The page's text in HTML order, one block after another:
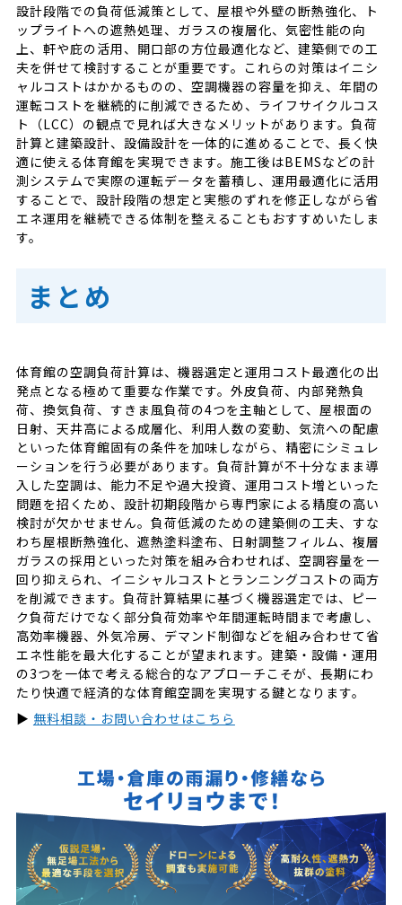
設計段階での負荷低減策として、屋根や外壁の断熱強化、ト
ップライトへの遮熱処理、ガラスの複層化、気密性能の向
上、軒や庇の活用、開口部の方位最適化など、建築側での工
夫を併せて検討することが重要です。これらの対策はイニシ
ャルコストはかかるものの、空調機器の容量を抑え、年間の
運転コストを継続的に削減できるため、ライフサイクルコス
ト（LCC）の観点で見れば大きなメリットがあります。負荷
計算と建築設計、設備設計を一体的に進めることで、長く快
適に使える体育館を実現できます。施工後はBEMSなどの計
測システムで実際の運転データを蓄積し、運用最適化に活用
することで、設計段階の想定と実態のずれを修正しながら省
エネ運用を継続できる体制を整えることもおすすめいたしま
す。
まとめ
体育館の空調負荷計算は、機器選定と運用コスト最適化の出
発点となる極めて重要な作業です。外皮負荷、内部発熱負
荷、換気負荷、すきま風負荷の4つを主軸として、屋根面の
日射、天井高による成層化、利用人数の変動、気流への配慮
といった体育館固有の条件を加味しながら、精密にシミュレ
ーションを行う必要があります。負荷計算が不十分なまま導
入した空調は、能力不足や過大投資、運用コスト増といった
問題を招くため、設計初期段階から専門家による精度の高い
検討が欠かせません。負荷低減のための建築側の工夫、すな
わち屋根断熱強化、遮熱塗料塗布、日射調整フィルム、複層
ガラスの採用といった対策を組み合わせれば、空調容量を一
回り抑えられ、イニシャルコストとランニングコストの両方
を削減できます。負荷計算結果に基づく機器選定では、ピー
ク負荷だけでなく部分負荷効率や年間運転時間まで考慮し、
高効率機器、外気冷房、デマンド制御などを組み合わせて省
エネ性能を最大化することが望まれます。建築・設備・運用
の3つを一体で考える総合的なアプローチこそが、長期にわ
たり快適で経済的な体育館空調を実現する鍵となります。
▶ 無料相談・お問い合わせはこちら